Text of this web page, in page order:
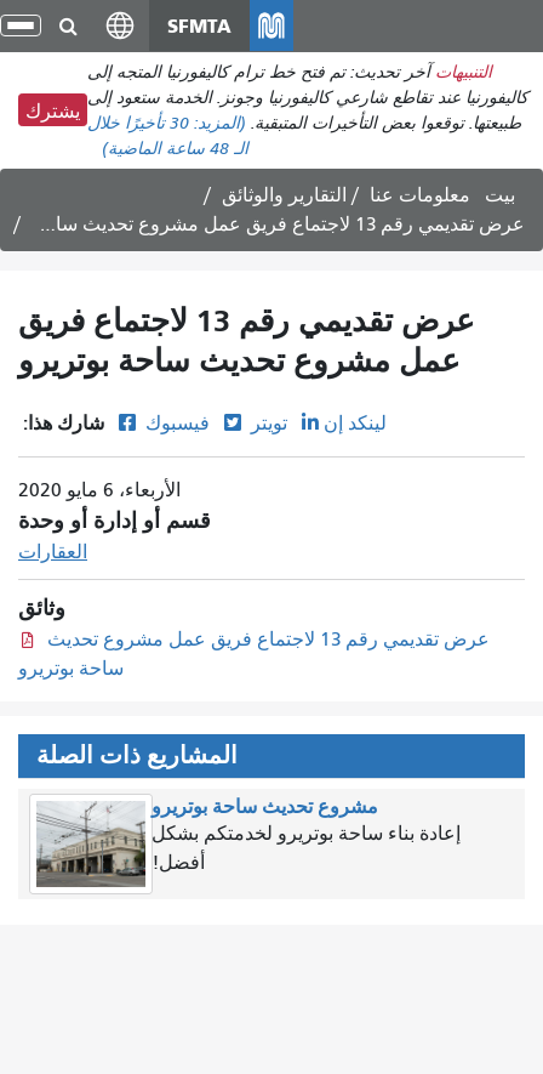
انتقل
إلى
المحتوى
الرئيسي
SFMTA
التنبيهات آخر تحديث: تم فتح خط ترام كاليفورنيا المتجه إلى
كاليفورنيا عند تقاطع شارعي كاليفورنيا وجونز. الخدمة ستعود إلى
طبيعتها. توقعوا بعض التأخيرات المتبقية. (المزيد: 30 تأخيرًا
خلال
الـ 48 ساعة الماضية)
يشترك
بيت معلومات عنا
التقارير والوثائق
عرض تقديمي رقم 13 لاجتماع فريق عمل مشروع تحديث ساحة بوتريرو
عرض تقديمي رقم 13 لاجتماع فريق
عمل مشروع تحديث ساحة بوتريرو
شارك هذا: فيسبوك تويتر لينكد إن
الأربعاء، 6 مايو 2020
قسم أو إدارة أو وحدة
العقارات
وثائق
عرض تقديمي رقم 13 لاجتماع فريق عمل مشروع تحديث
ساحة بوتريرو
المشاريع ذات الصلة
مشروع تحديث ساحة بوتريرو
إعادة بناء ساحة بوتريرو لخدمتكم بشكل
أفضل!